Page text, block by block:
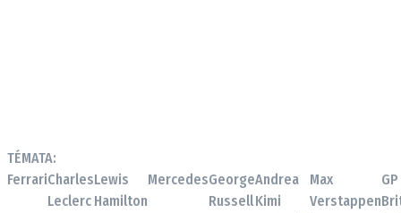
TÉMATA:
FerrariCharles
Leclerc
Lewis
Hamilton
MercedesGeorge
Russell
Andrea
Kimi
Max
Verstappen